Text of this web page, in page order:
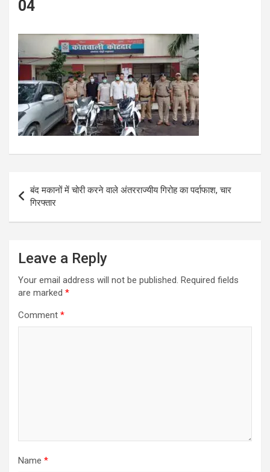
04
navigation
बंद मकानों में चोरी करने वाले अंतरराज्यीय गिरोह का पर्दाफाश, चार
गिरफ्तार
Leave a Reply
Your email address will not be published. Required fields
are marked *
Comment *
Name *